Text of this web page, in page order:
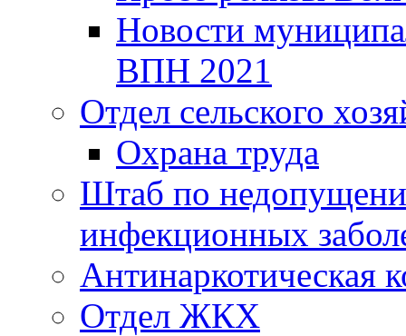
Новости
ВПН 2021
Отдел сельского
Охрана труда
Штаб по
инфекционных
Антинаркотическая
Отдел ЖКХ